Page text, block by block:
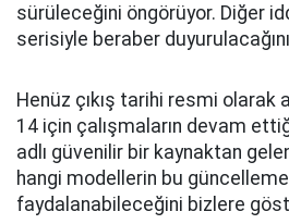
sürüleceğini öngörüyor. Diğer
serisiyle beraber
Henüz çıkış tarihi resmi olarak
14 için çalışmaların devam
adlı güvenilir bir kaynaktan
hangi modellerin bu
faydalanabileceğini bizlere